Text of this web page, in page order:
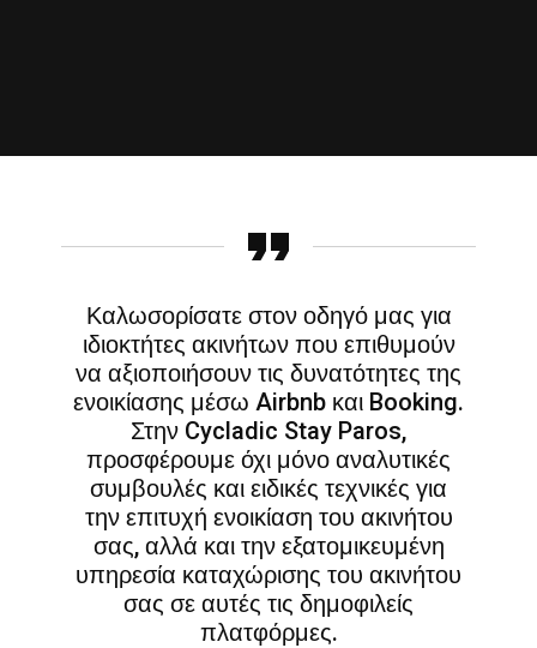
Καλωσορίσατε στον οδηγό μας για
ιδιοκτήτες ακινήτων που επιθυμούν
να αξιοποιήσουν τις δυνατότητες της
ενοικίασης μέσω Airbnb και Booking.
Στην Cycladic Stay Paros,
προσφέρουμε όχι μόνο αναλυτικές
συμβουλές και ειδικές τεχνικές για
την επιτυχή ενοικίαση του ακινήτου
σας, αλλά και την εξατομικευμένη
υπηρεσία καταχώρισης του ακινήτου
σας σε αυτές τις δημοφιλείς
πλατφόρμες.